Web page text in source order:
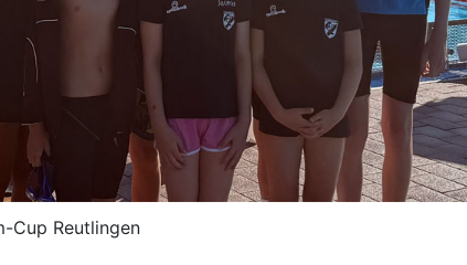
Cup Reutlingen